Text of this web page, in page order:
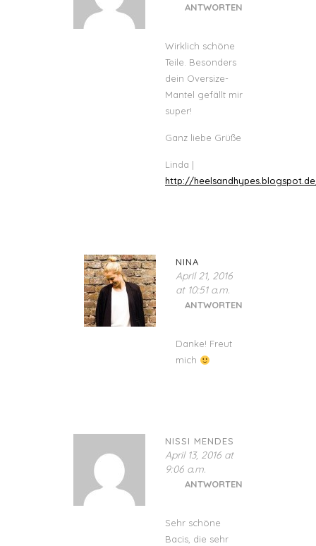
ANTWORTEN
Wirklich schöne
Teile. Besonders
dein Oversize-
Mantel gefällt mir
super!
Ganz liebe Grüße
Linda |
http://
NINA
April 21, 2016
at 10:51 a.m.
ANTWORTEN
Danke! Freut
mich
NISSI MENDES
April 13, 2016 at
9:06 a.m.
ANTWORTEN
Sehr schöne
Bacis, die sehr